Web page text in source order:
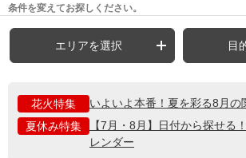
条件を変えてお探しください。
エリアを選択 目
花火特集
いよいよ本番！夏を彩る8月の
夏休み特集
【7月・8月】日付から探せる
レンダー